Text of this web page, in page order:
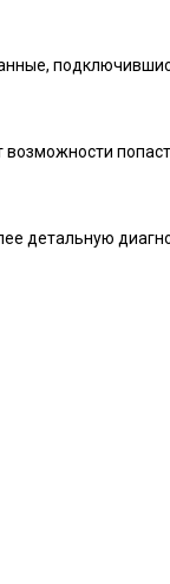
возможности
детальную